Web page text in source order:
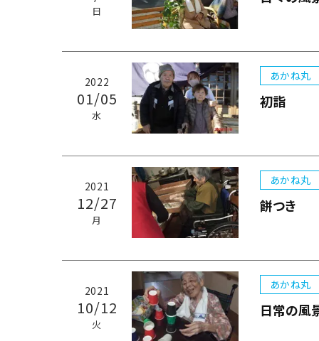
日
2022
01/05
水
あかね丸
初詣
2021
12/27
月
あかね丸
餅つき
2021
10/12
火
あかね丸
日常の風